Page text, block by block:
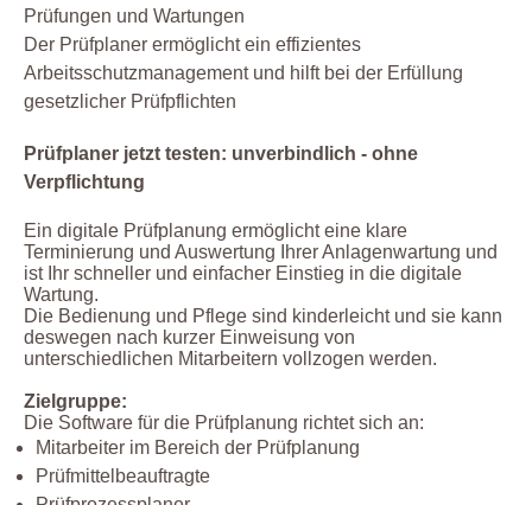
Prüfungen und Wartungen
Der Prüfplaner ermöglicht ein effizientes
Arbeitsschutzmanagement und hilft bei der Erfüllung
gesetzlicher Prüfpflichten
Prüfplaner jetzt testen: unverbindlich - ohne
Verpflichtung
Ein digitale Prüfplanung ermöglicht eine klare
Terminierung und Auswertung Ihrer Anlagenwartung und
ist Ihr schneller und einfacher Einstieg in die digitale
Wartung.
Die Bedienung und Pflege sind kinderleicht und sie kann
deswegen nach kurzer Einweisung von
unterschiedlichen Mitarbeitern vollzogen werden.
Zielgruppe:
Die Software für die Prüfplanung richtet sich an:
Mitarbeiter im Bereich der Prüfplanung
Prüfmittelbeauftragte